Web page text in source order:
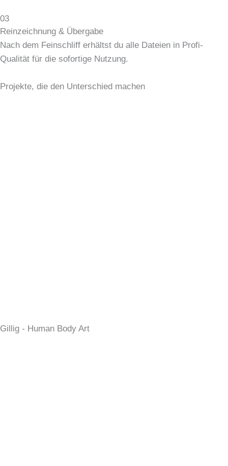
03
Reinzeichnung & Übergabe
Nach dem Feinschliff erhältst du alle Dateien in Profi-
Qualität für die sofortige Nutzung.
Projekte, die den Unterschied machen
Gillig - Human Body Art